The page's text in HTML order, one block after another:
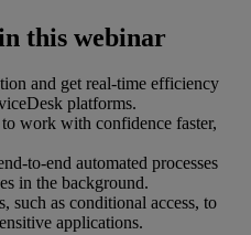
this webinar
and get real-time efficiency
platforms.
work with confidence faster,
to-end automated processes
in the background.
such as conditional access, to
applications.